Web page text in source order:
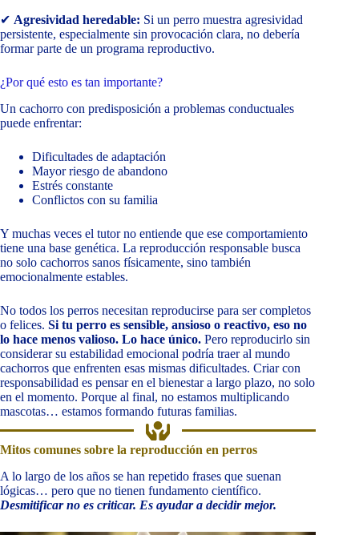
✔ Agresividad heredable: Si un perro muestra agresividad
persistente, especialmente sin provocación clara, no debería
formar parte de un programa reproductivo.
¿Por qué esto es tan importante?
Un cachorro con predisposición a problemas conductuales
puede enfrentar:
Dificultades de adaptación
Mayor riesgo de abandono
Estrés constante
Conflictos con su familia
Y muchas veces el tutor no entiende que ese comportamiento
tiene una base genética. La reproducción responsable busca
no solo cachorros sanos físicamente, sino también
emocionalmente estables.
No todos los perros necesitan reproducirse para ser completos
o felices. Si tu perro es sensible, ansioso o reactivo, eso no
lo hace menos valioso. Lo hace único. Pero reproducirlo sin
considerar su estabilidad emocional podría traer al mundo
cachorros que enfrenten esas mismas dificultades. Criar con
responsabilidad es pensar en el bienestar a largo plazo, no solo
en el momento. Porque al final, no estamos multiplicando
mascotas… estamos formando futuras familias.
Mitos comunes sobre la reproducción en perros
A lo largo de los años se han repetido frases que suenan
lógicas… pero que no tienen fundamento científico.
Desmitificar no es criticar. Es ayudar a decidir mejor.